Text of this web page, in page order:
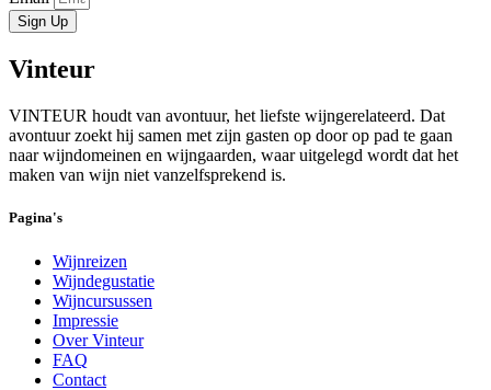
Sign Up
Vinteur
VINTEUR houdt van avontuur, het liefste wijngerelateerd. Dat
avontuur zoekt hij samen met zijn gasten op door op pad te gaan
naar wijndomeinen en wijngaarden, waar uitgelegd wordt dat het
maken van wijn niet vanzelfsprekend is.
Pagina's
Wijnreizen
Wijndegustatie
Wijncursussen
Impressie
Over Vinteur
FAQ
Contact